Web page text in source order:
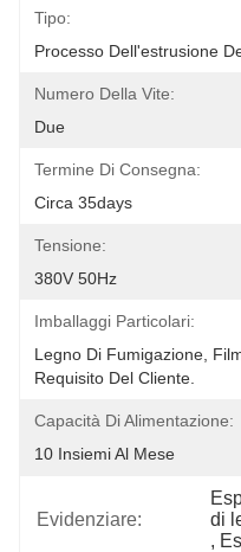
Tipo:
Processo Dell'estrusione
Numero Della Vite:
Due
Termine Di Consegna:
Circa 35days
Tensione:
380V 50Hz
Imballaggi Particolari:
Legno Di Fumigazione,
Requisito Del Cliente.
Capacità Di Alimentazione:
10 Insiemi Al Mese
Evidenziare:
di
,